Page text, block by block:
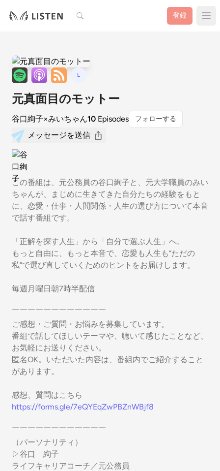
検索 登録
L
元真面目のモットー
谷口絢子×みいちゃん10 Episodes フォローする
メッセージを送信
この番組は、元公務員の谷口絢子と、元大学職員のみい
ちゃんが、まじめに生きてきた自分たちの経験をもと
に、恋愛・仕事・人間関係・人生の選び方について本音
で話す番組です。
「正解を探す人生」から「自分で選ぶ人生」へ。
もっと自由に、もっと本音で、恋愛も人生も“ただの
私”で選び直していくためのヒントをお届けします。
毎週月曜日朝7時半配信
￣￣￣￣￣￣￣￣￣￣￣￣
ご感想・ご質問・お悩みを募集しています。
番組で話してほしいテーマや、聴いて感じたことなど、
お気軽にお送りください。
匿名OK。いただいた内容は、番組内でご紹介すること
があります。
感想、質問はこちら
https://forms.gle/7eQYEqZwPBZnWBjf8
￣￣￣￣￣￣￣￣￣￣￣￣
（パーソナリティ）
▷谷口 絢子
ライフキャリアコーチ／元公務員